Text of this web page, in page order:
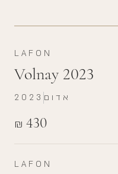
LAFON
Volnay 2023
₪ 430
2023 אדום
LAFON